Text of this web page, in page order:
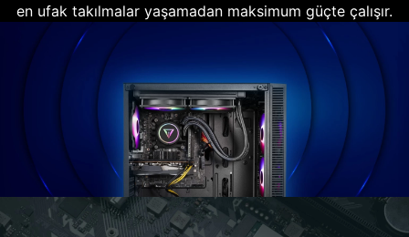
en ufak takılmalar yaşamadan maksimum güçte çalışır.